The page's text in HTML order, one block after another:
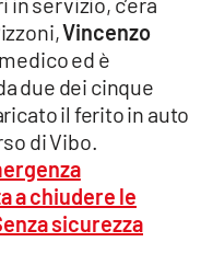
Vincenzo
ed è
due dei cinque
il ferito in auto
di Vibo.
a chiudere le
sicurezza